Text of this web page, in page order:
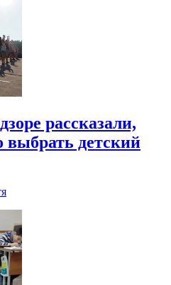
рассказали,
выбрать детский